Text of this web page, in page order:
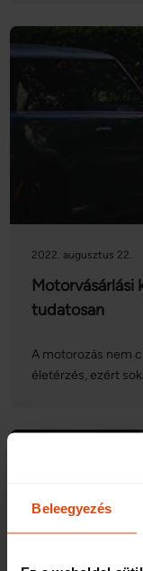
Beleegyezés
engedi meg, hogy
körültekintően
eszköz van a
2022. augusztus 22.
Motorvásárlási
tudatosan
A motorozás nem
életérzés, ezért
akárcsak az
körültekintőnek
kérdésétől kezdve
szempontot kell